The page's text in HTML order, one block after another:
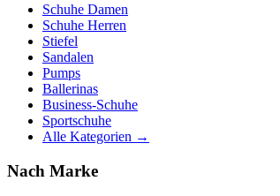
Schuhe Damen
Schuhe Herren
Stiefel
Sandalen
Pumps
Ballerinas
Business-Schuhe
Sportschuhe
Alle Kategorien →
Nach Marke